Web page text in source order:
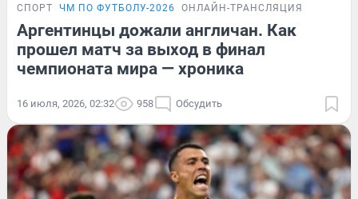
СПОРТ ЧМ ПО ФУТБОЛУ-2026 ОНЛАЙН-ТРАНСЛЯЦИЯ
Аргентинцы дожали англичан. Как
прошел матч за выход в финал
чемпионата мира — хроника
16 июля, 2026, 02:32 958 Обсудить